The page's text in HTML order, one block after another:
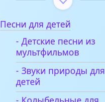
Песни для детей
- Детские песни из
мультфильмов
- Звуки природы для
детей